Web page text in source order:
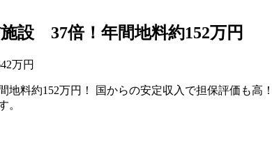
施設 37倍！年間地料約152万円
万円
地料約152万円！ 国からの安定収入で担保評価も
す。